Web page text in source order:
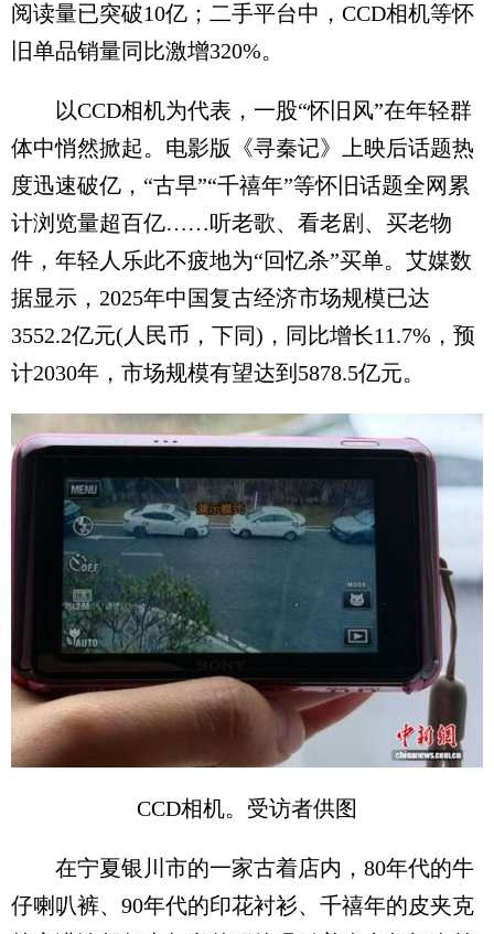
阅读量已突破10亿；二手平台中，CCD相机等怀
旧单品销量同比激增320%。
以CCD相机为代表，一股“怀旧风”在年轻群
体中悄然掀起。电影版《寻秦记》上映后话题热
度迅速破亿，“古早”“千禧年”等怀旧话题全网累
计浏览量超百亿……听老歌、看老剧、买老物
件，年轻人乐此不疲地为“回忆杀”买单。艾媒数
据显示，2025年中国复古经济市场规模已达
3552.2亿元(人民币，下同)，同比增长11.7%，预
计2030年，市场规模有望达到5878.5亿元。
CCD相机。受访者供图
在宁夏银川市的一家古着店内，80年代的牛
仔喇叭裤、90年代的印花衬衫、千禧年的皮夹克